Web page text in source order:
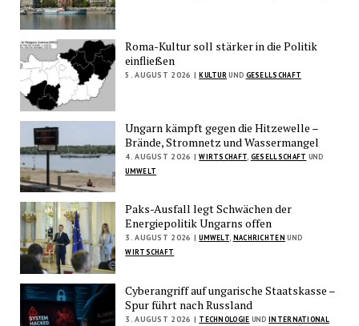
Roma-Kultur soll stärker in die Politik
einfließen
5. AUGUST 2026 | KULTURUND GESELLSCHAFT
Ungarn kämpft gegen die Hitzewelle –
Brände, Stromnetz und Wassermangel
4. AUGUST 2026 | WIRTSCHAFT GESELLSCHAFT UND
UMWELT
Paks-Ausfall legt Schwächen der
Energiepolitik Ungarns offen
3. AUGUST 2026 | UMWELT, NACHRICHTEN UND
WIRTSCHAFT
Cyberangriff auf ungarische Staatskasse –
Spur führt nach Russland
3. AUGUST 2026 | TECHNOLOGIE UNDINTERNATIONAL